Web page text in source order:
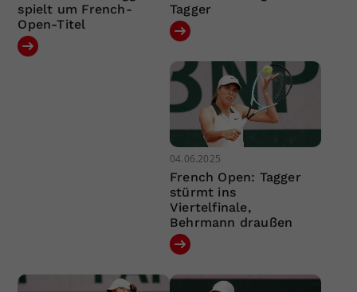
spielt um French-
Open-Titel
Tagger
04.06.2025
French Open: Tagger
stürmt ins
Viertelfinale,
Behrmann draußen